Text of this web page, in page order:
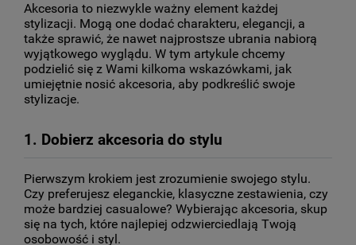
Akcesoria to niezwykle ważny element każdej
stylizacji. Mogą one dodać charakteru, elegancji, a
także sprawić, że nawet najprostsze ubrania nabiorą
wyjątkowego wyglądu. W tym artykule chcemy
podzielić się z Wami kilkoma wskazówkami, jak
umiejętnie nosić akcesoria, aby podkreślić swoje
stylizacje.
1. Dobierz akcesoria do stylu
Pierwszym krokiem jest zrozumienie swojego stylu.
Czy preferujesz eleganckie, klasyczne zestawienia, czy
może bardziej casualowe? Wybierając akcesoria, skup
się na tych, które najlepiej odzwierciedlają Twoją
osobowość i styl.